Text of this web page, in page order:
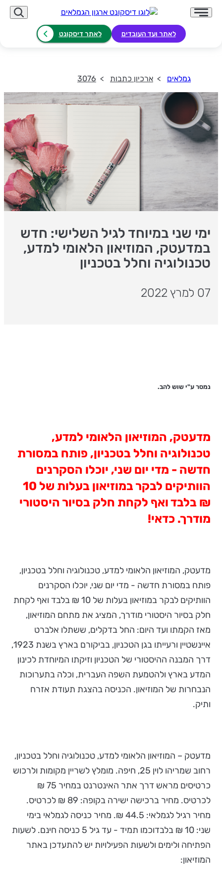
לאתר ועד העובדים לאתר דיסקונט
גמלאים ארכיון כתבות 3076
ימי שני במיוחד לגיל השלישי: חדש
במדעטק, המוזיאון הלאומי למדע,
טכנולוגיה וחלל בטכניון
07 למרץ 2022
נמסר ע"י שוש להב.
מדעטק, המוזיאון הלאומי למדע,
טכנולוגיה וחלל בטכניון, פותח במסורת
חדשה - מדי יום שני, יוכלו הסקרנים
הוותיקים לבקר במוזיאון בעלות של 10
₪ בלבד ואף לקחת חלק בסיור היסטורי
מודרך. כדאי!
מדעטק, המוזיאון הלאומי למדע, טכנולוגיה וחלל בטכניון,
פותח במסורת חדשה - מדי יום שני, יוכלו הסקרנים
הוותיקים לבקר במוזיאון בעלות של 10 ₪ בלבד ואף לקחת
חלק בסיור היסטורי מודרך, המציג את מתחם המוזיאון,
מאז הקמתו ועד היום: החל בדקלים, ששתלו אלברט
איינשטיין ורעייתו בגן הטכניון, בביקורם בארץ בשנת 1923,
דרך המבנה ההיסטורי של הטכניון וזיקתו המיוחדת לכינון
המדע בארץ ולהטמעת השפה העברית, וכלה בתערוכות
הנבחרות של המוזיאון. הכניסה בהצגת תעודת אזרח
ותיק.
מדעטק – המוזיאון הלאומי למדע, טכנולוגיה וחלל בטכניון,
רחוב שמריהו לוין 25, חיפה. מומלץ לשריין מקומות ולרכוש
כרטיסים מראש דרך אתר האינטרנט במחיר 75 ₪
לכרטיס. מחיר ברכישה ישירה בקופה: 89 ₪ לכרטיס.
מחיר רגיל לגמלאי: 44.5 ₪. מחיר כניסה לגמלאי בימי
שני: 10 ₪ בלבדוכמו תמיד - עד גיל 5 כניסה חינם. לשעות
הפתיחה ולימים ולשעות הפעילויות יש להתעדכן באתר
המוזיאון: